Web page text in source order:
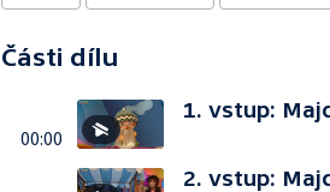
Části dílu
00:00
1. vstup:
2. vstup: